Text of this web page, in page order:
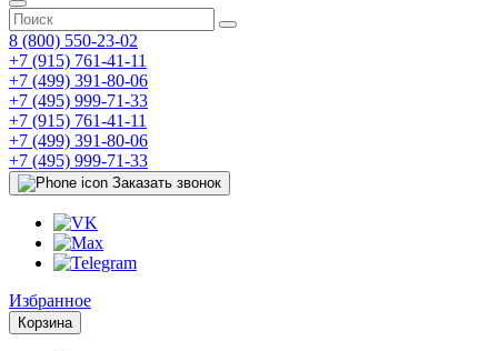
8 (800) 550-23-02
+7 (915) 761-41-11
+7 (499) 391-80-06
+7 (495) 999-71-33
+7 (915) 761-41-11
+7 (499) 391-80-06
+7 (495) 999-71-33
Заказать звонок
Избранное
Корзина